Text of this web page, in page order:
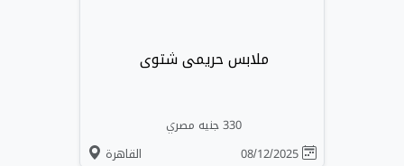
ملابس حريمى شتوى
330 جنيه مصري
القاهرة